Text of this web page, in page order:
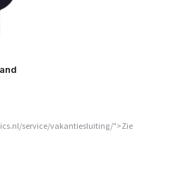
service/vakantiesluiting/">Zie